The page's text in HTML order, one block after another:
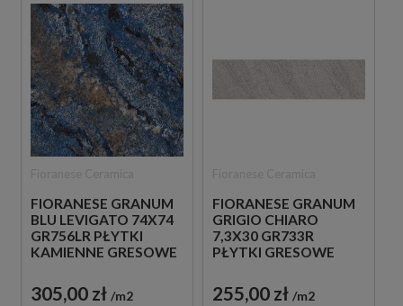
FIORANESE GRANUM
BLU LEVIGATO 74X74
GR756LR PŁYTKI
KAMIENNE GRESOWE
305,00 zł m2
FIORANESE GRANUM
GRIGIO CHIARO
7,3X30 GR733R
PŁYTKI GRESOWE
255,00 zł m2